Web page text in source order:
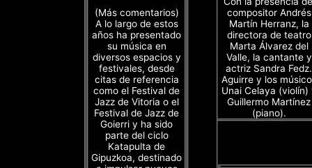
(Más comentarios)
A lo largo de estos
años ha presentado
su música en
diversos espacios y
festivales, desde
citas de referencia
como el Festival de
Jazz de Vitoria o el
Festival de Jazz de
Goierri y ha sido
parte del ciclo
Katapulta de
Gipuzkoa, destinado
compositor Andrés
Martín Herranz, la
directora de teatro
Marta Álvarez del
Valle, la cantante y
actriz Sandra Fedz.
Aguirre y los
Unai Celaya (violín)
Guillermo Martínez
(piano).